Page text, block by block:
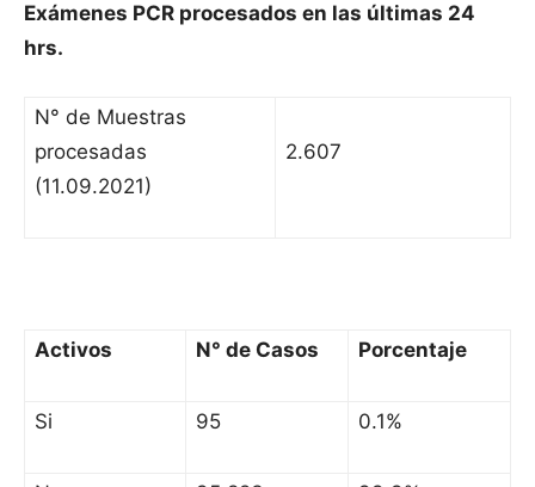
Exámenes PCR procesados en las últimas 24
hrs.
N° de Muestras
procesadas
(11.09.2021)
2.607
Activos N° de Casos Porcentaje
Si 95 0.1%